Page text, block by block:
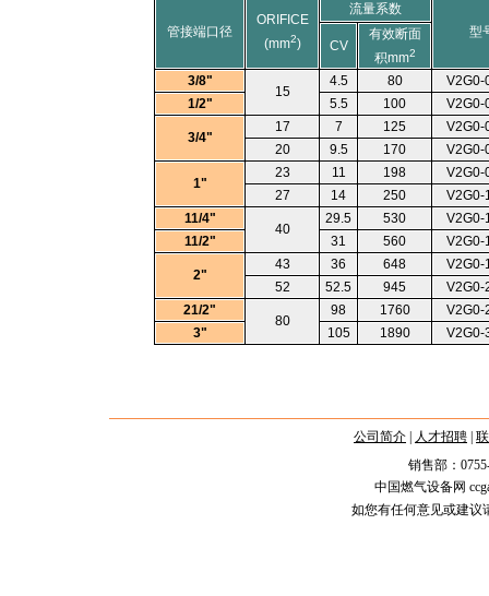
管接端口径
ORIFICE
(mm2)
流量系数
型
CV
有效断面
积mm2
3/8"
15
4.5 80
V2G0-
1/2"
5.5 100 V2G0-
3/4"
17 7 125
V2G0-
20
9.5 170 V2G0-
1"
23 11 198
V2G0-
27
14 250
V2G0-
11/4"
40
29.5 530
V2G0-
11/2"
31 560 V2G0-
2"
43 36 648
V2G0-
52
52.5 945
V2G0-
21/2"
80
98 1760
V2G0-
3"
105 1890 V2G0-
公司简介 人才招聘
销售部：
中国燃气设备网
如您有任何意见或建议